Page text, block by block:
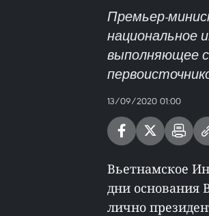
Премьер-
национальное
выполняющее
13/09/2020 01:00
Вьетнамское
дни основания
лично